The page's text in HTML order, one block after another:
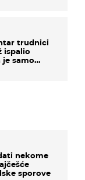
trudnici
ispalio
samo
nekome
sporove